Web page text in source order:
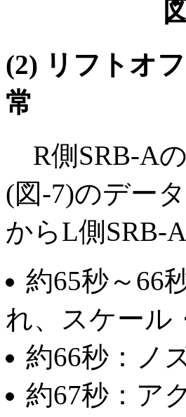
(2) リフトオ
常
R側SRB-A
(図-7)のデー
からL側SRB-
約65秒～66
れ、スケール
約66秒：ノ
約67秒：ア